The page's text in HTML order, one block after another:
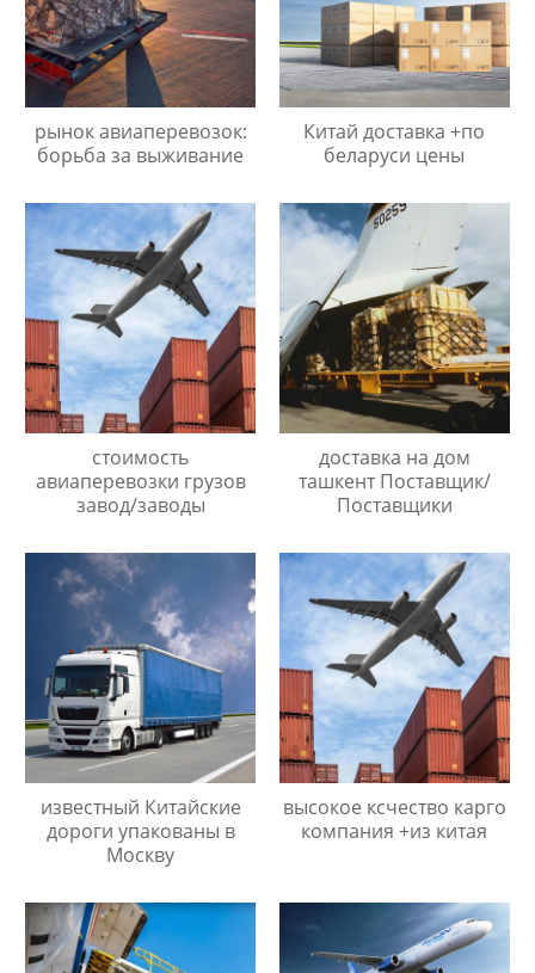
рынок авиаперевозок:
борьба за выживание
Китай доставка +по
беларуси цены
стоимость
авиаперевозки грузов
завод/заводы
доставка на дом
ташкент Поставщик/
Поставщики
известный Китайские
дороги упакованы в
Москву
высокое ксчество карго
компания +из китая